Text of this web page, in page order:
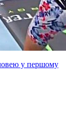
у першому